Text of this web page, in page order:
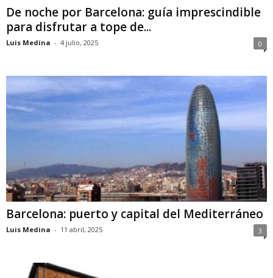
De noche por Barcelona: guía imprescindible
para disfrutar a tope de...
Luis Medina - 4 julio, 2025 0
Barcelona: puerto y capital del Mediterráneo
Luis Medina - 11 abril, 2025 3